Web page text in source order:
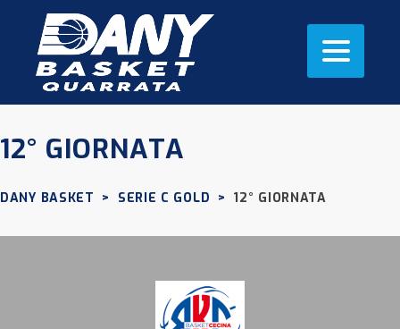
12° GIORNATA
DANY BASKET > SERIE C GOLD > 12° GIORNATA